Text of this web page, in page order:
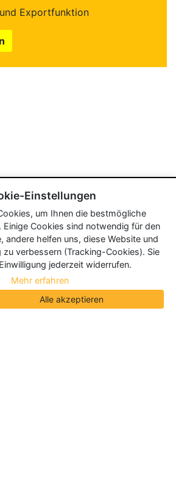
Exportfunktion
Einstellungen
um Ihnen die bestmögliche
Einige Cookies sind notwendig für den
andere helfen uns, diese Website und
verbessern (Tracking-Cookies). Sie
jederzeit widerrufen.
Mehr erfahren
Alle akzeptieren